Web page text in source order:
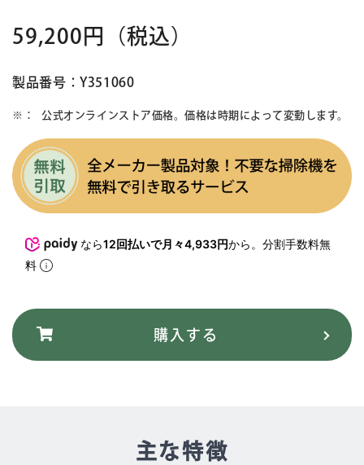
59,200円 （税込）
製品番号：Y351060
公式オンラインストア価格。価格は時期によって変動します。
なら12回払いで月々4,933円から。分割手数料無
料
主な特徴